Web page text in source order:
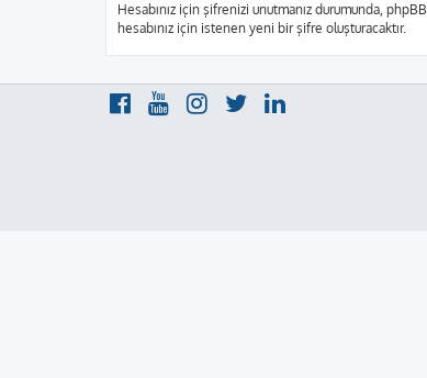
Hesabınız için şifrenizi unutmanız durumunda,
hesabınız için istenen yeni bir şifre oluşturacaktır.